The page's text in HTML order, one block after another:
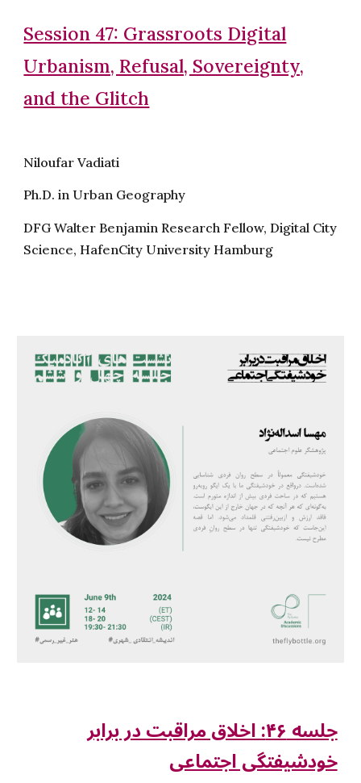
Session 47: Grassroots Digital
Urbanism, Refusal, Sovereignty,
and the Glitch
Niloufar Vadiati
Ph.D. in Urban Geography
DFG Walter Benjamin Research Fellow, Digital City
Science, HafenCity University Hamburg
جلسه ۴۶: اخلاق مراقبت در برابر
خودشیفتگی اجتماعی